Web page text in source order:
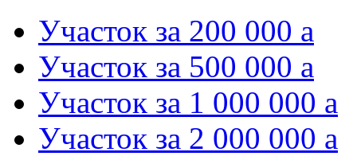
Участок за 200 000 a
Участок за 500 000 a
Участок за 1 000 000 a
Участок за 2 000 000 a